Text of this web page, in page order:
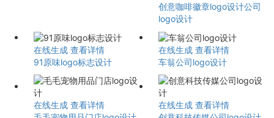
创意咖啡徽章logo设计公司
logo设计
在线生成 查看详情
91原味logo标志设计
在线生成 查看详情
车翁公司logo设计
在线生成 查看详情
在线生成 查看详情